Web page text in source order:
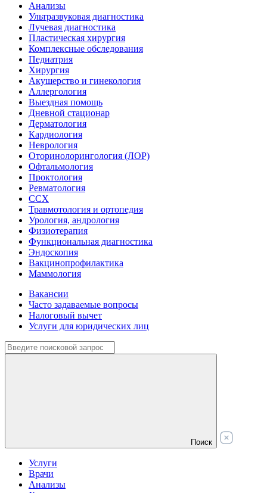
Анализы
Ультразвуковая диагностика
Лучевая диагностика
Пластическая хирургия
Комплексные обследования
Педиатрия
Хирургия
Акушерство и гинекология
Аллергология
Выездная помощь
Дневной стационар
Дерматология
Кардиология
Неврология
Оторинолорингология (ЛОР)
Офтальмология
Проктология
Ревматология
ССХ
Травмотология и ортопедия
Урология, андрология
Физиотерапия
Функциональная диагностика
Эндоскопия
Вакцинопрофилактика
Маммология
Вакансии
Часто задаваемые вопросы
Налоговый вычет
Услуги для юридических лиц
Поиск
Услуги
Врачи
Анализы